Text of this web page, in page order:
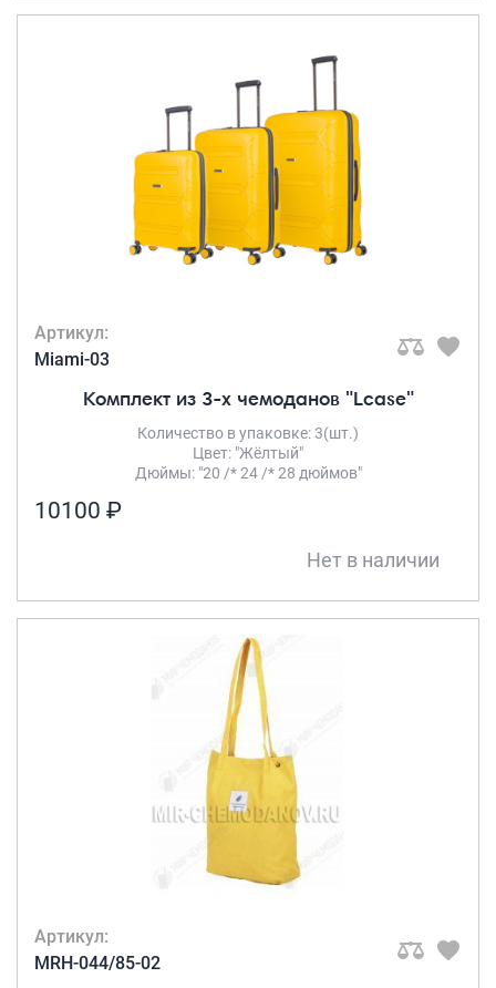
Артикул:
Miami-03
Комплект из 3-х чемоданов "Lcase"
Количество в упаковке: 3(шт.)
Цвет: "Жёлтый"
Дюймы: "20 /* 24 /* 28 дюймов"
10100 ₽
Нет в наличии
Артикул:
MRH-044/85-02